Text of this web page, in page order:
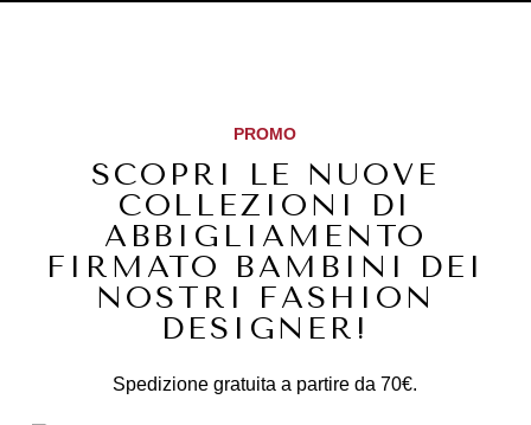
PROMO
SCOPRI LE NUOVE
COLLEZIONI DI
ABBIGLIAMENTO
FIRMATO BAMBINI DEI
NOSTRI FASHION
DESIGNER!
Spedizione gratuita a partire da 70€.